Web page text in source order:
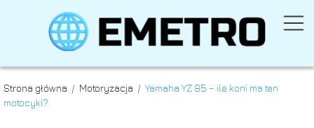
Strona główna / Motoryzacja / Yamaha YZ 85 – ile koni ma ten
motocykl?